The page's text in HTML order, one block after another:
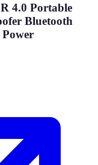
4.0 Portable
Bluetooth